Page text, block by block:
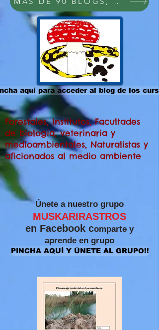
aquí para acceder al blog de los
Forestales, Institutos, Facultades
de biología, veterinaria y
medioambientales, Naturalistas y
aficionados al medio ambiente
​Únete a nuestro grupo
MUSKARIRASTROS
en Facebook comparte y
aprende en grupo
PINCHA AQUÍ Y ÚNETE AL GRUPO!!